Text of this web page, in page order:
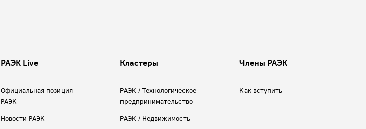
РАЭК Live
Официальная позиция
РАЭК
Новости РАЭК
Кластеры
РАЭК / Технологическое
предпринимательство
РАЭК / Недвижимость
Члены РАЭК
Как вступить